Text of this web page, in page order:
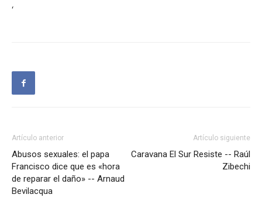
‘
Artículo anterior
Abusos sexuales: el papa
Francisco dice que es «hora
de reparar el daño» -- Arnaud
Bevilacqua
Artículo siguiente
Caravana El Sur Resiste -- Raúl
Zibechi